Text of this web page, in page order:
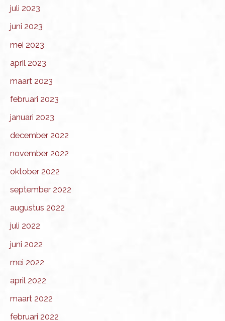
juli 2023
juni 2023
mei 2023
april 2023
maart 2023
februari 2023
januari 2023
december 2022
november 2022
oktober 2022
september 2022
augustus 2022
juli 2022
juni 2022
mei 2022
april 2022
maart 2022
februari 2022